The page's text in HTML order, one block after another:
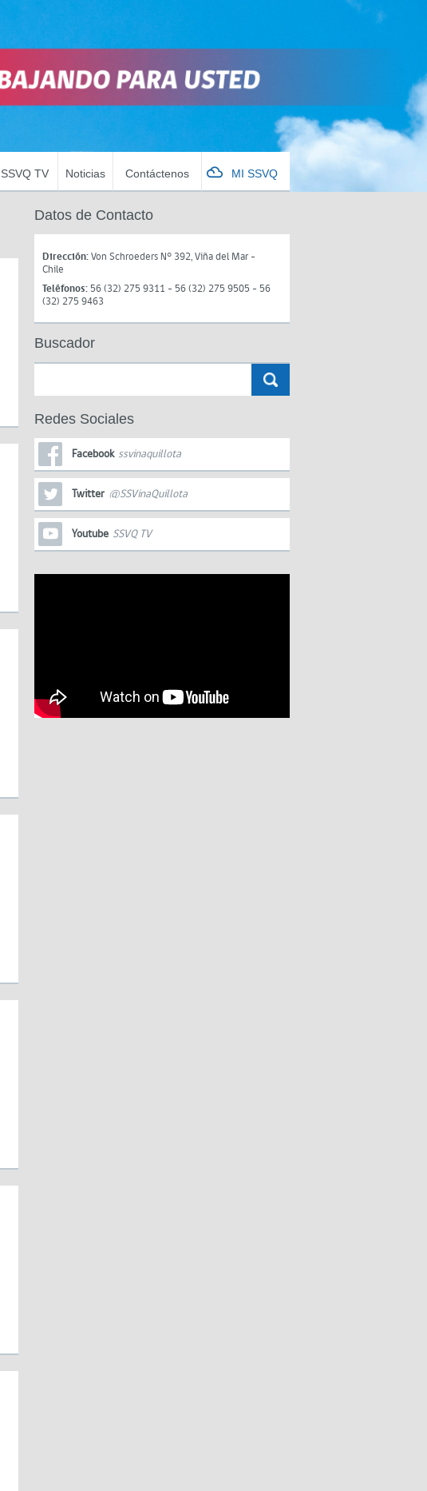
SSVQ TV Noticias Contáctenos MI SSVQ
Datos de Contacto
Dirección:Von Schroeders N° 392, Viña del Mar -
Chile
Teléfonos: 56 (32) 275 9311 - 56 (32) 275 9505 - 56
(32) 275 9463
Buscador
Redes Sociales
Facebook ssvinaquillota
Twitter @SSVinaQuillota
Youtube SSVQ TV